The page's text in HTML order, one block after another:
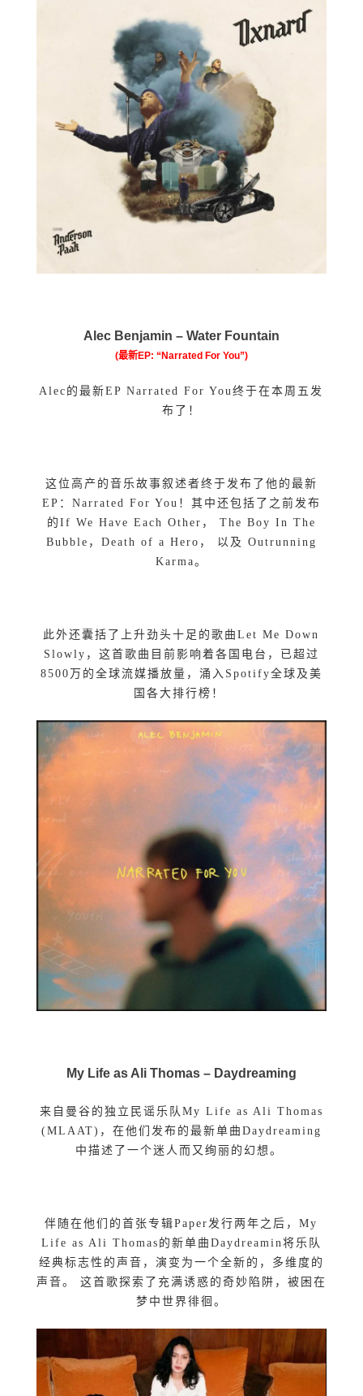
Alec Benjamin – Water Fountain
(最新EP: “Narrated For You”)
Alec的最新EP Narrated For You终于在本周五发
布了！
这位高产的音乐故事叙述者终于发布了他的最新
EP：Narrated For You！其中还包括了之前发布
的If We Have Each Other， The Boy In The
Bubble，Death of a Hero， 以及 Outrunning
Karma。
此外还囊括了上升劲头十足的歌曲Let Me Down
Slowly，这首歌曲目前影响着各国电台，已超过
8500万的全球流媒播放量，涌入Spotify全球及美
国各大排行榜！
My Life as Ali Thomas – Daydreaming
来自曼谷的独立民谣乐队My Life as Ali Thomas
(MLAAT)，在他们发布的最新单曲Daydreaming
中描述了一个迷人而又绚丽的幻想。
伴随在他们的首张专辑Paper发行两年之后，My
Life as Ali Thomas的新单曲Daydreamin将乐队
经典标志性的声音，演变为一个全新的，多维度的
声音。 这首歌探索了充满诱惑的奇妙陷阱，被困在
梦中世界徘徊。